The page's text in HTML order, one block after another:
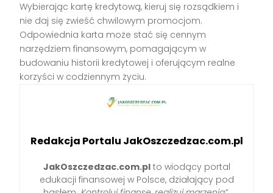
Wybierając kartę kredytową, kieruj się rozsądkiem i
nie daj się zwieść chwilowym promocjom.
Odpowiednia karta może stać się cennym
narzędziem finansowym, pomagającym w
budowaniu historii kredytowej i oferującym realne
korzyści w codziennym życiu.
Redakcja Portalu JakOszczedzac.com.pl
JakOszczedzac.com.plto wiodący portal
edukacji finansowej w Polsce, działający pod